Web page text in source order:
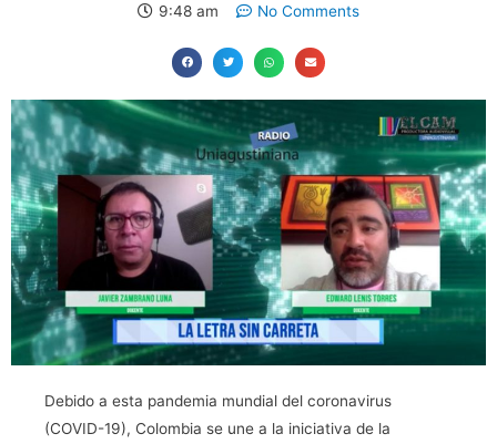
9:48 am
No Comments
Debido a esta pandemia mundial del coronavirus
(COVID-19), Colombia se une a la iniciativa de la